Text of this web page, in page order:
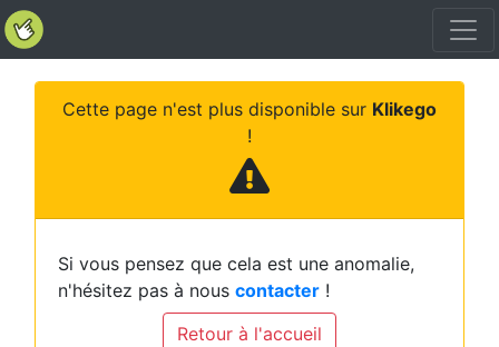
Cette page n'est plus disponible sur Klikego
!
Si vous pensez que cela est une anomalie,
n'hésitez pas à nous contacter !
Retour à l'accueil